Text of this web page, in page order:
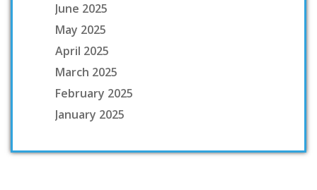
June 2025
May 2025
April 2025
March 2025
February 2025
January 2025